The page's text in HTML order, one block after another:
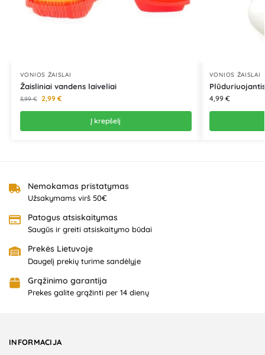
VONIOS ŽAISLAI
Žaisliniai vandens laiveliai
3,99€ 2,99 €
Į krepšelį
VONIOS ŽAISLAI
4,99 €
Nemokamas pristatymas
Užsakymams virš 50€
Patogus atsiskaitymas
Saugūs ir greiti atsiskaitymo būdai
Prekės Lietuvoje
Daugelį prekių turime sandėlyje
Grąžinimo garantija
Prekes galite grąžinti per 14 dienų
INFORMACIJA